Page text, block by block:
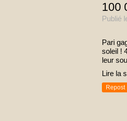
100
Publié
Pari
soleil !
leur
Lire la
Repost